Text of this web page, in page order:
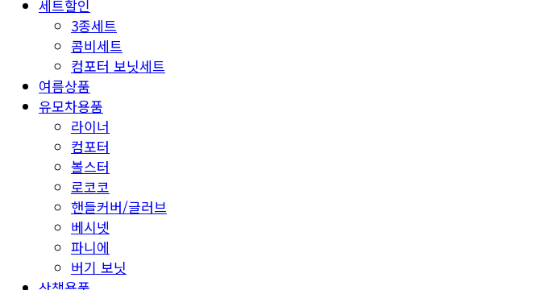
세트할인
3종세트
콤비세트
컴포터 보닛세트
여름상품
유모차용품
라이너
컴포터
볼스터
로코코
핸들커버/글러브
베시넷
파니에
버기 보닛